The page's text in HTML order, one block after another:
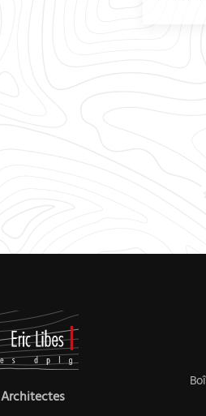
Architectes